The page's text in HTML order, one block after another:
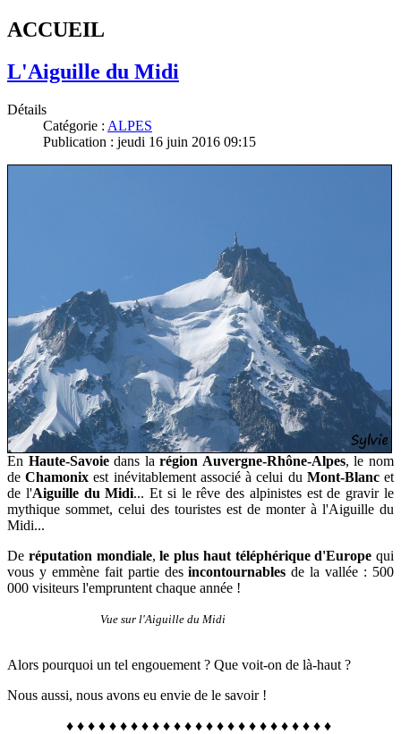
ACCUEIL
L'Aiguille du Midi
Détails
Catégorie : ALPES
Publication : jeudi 16 juin 2016 09:15
En Haute-Savoiedans larégion Auvergne-Rhône-Alpes, le nom
deChamonix est inévitablement associé à celui du Mont-Blancet
de l'Aiguille du Midi... Et si le rêve des alpinistes est de gravir le
mythique sommet, celui des touristes est de monter à l'Aiguille du
Midi...
De réputation mondiale,le plus haut téléphérique d'Europe qui
vous y emmène fait partie desincontournables de la vallée : 500
000 visiteurs l'empruntent chaque année !
Vue sur l'Aiguille du Midi
Alors pourquoi un tel engouement ? Que voit-on de là-haut ?
Nous aussi, nous avons eu envie de le savoir !
♦ ♦ ♦ ♦ ♦ ♦ ♦ ♦ ♦ ♦ ♦ ♦ ♦ ♦ ♦ ♦ ♦ ♦ ♦ ♦ ♦ ♦ ♦ ♦ ♦